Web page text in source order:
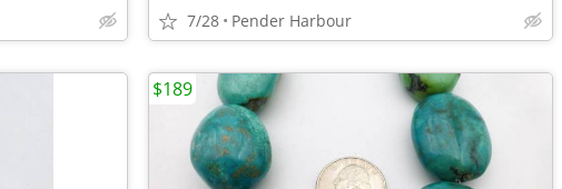
7/28 Pender Harbour
$189